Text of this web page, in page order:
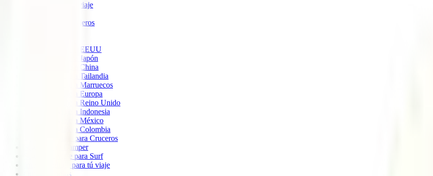
IATI Anual Multiviaje
IATI Grandes Viajeros
Seguro de viaje a EEUU
Seguro de viaje a Japón
Seguro de viaje a China
Seguro de viaje a Tailandia
Seguro de viaje a Marruecos
Seguro de viaje a Europa
Seguro de viaje a Reino Unido
Seguro de viaje a Indonesia
Seguro de viaje a México
Seguro de viaje a Colombia
Seguro de viaje para Cruceros
Seguro para Camper
Seguro de viaje para Surf
Imprescindible para tú viaje
Quiénes somos